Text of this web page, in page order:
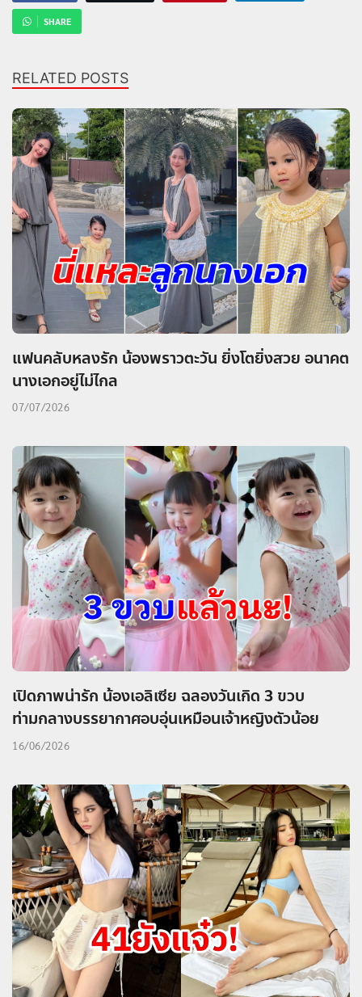
SHARE
RELATED POSTS
แฟนคลับหลงรัก น้องพราวตะวัน ยิ่งโตยิ่งสวย อนาคต
นางเอกอยู่ไม่ไกล
07/07/2026
เปิดภาพน่ารัก น้องเอลิเซีย ฉลองวันเกิด 3 ขวบ
ท่ามกลางบรรยากาศอบอุ่นเหมือนเจ้าหญิงตัวน้อย
16/06/2026